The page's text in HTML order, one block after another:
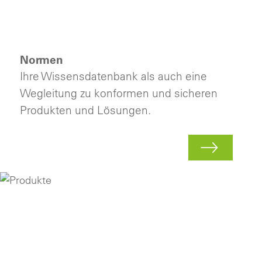
Normen
Ihre Wissensdatenbank als auch eine
Wegleitung zu konformen und sicheren
Produkten und Lösungen.